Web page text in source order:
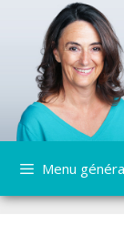
contenu
Menu